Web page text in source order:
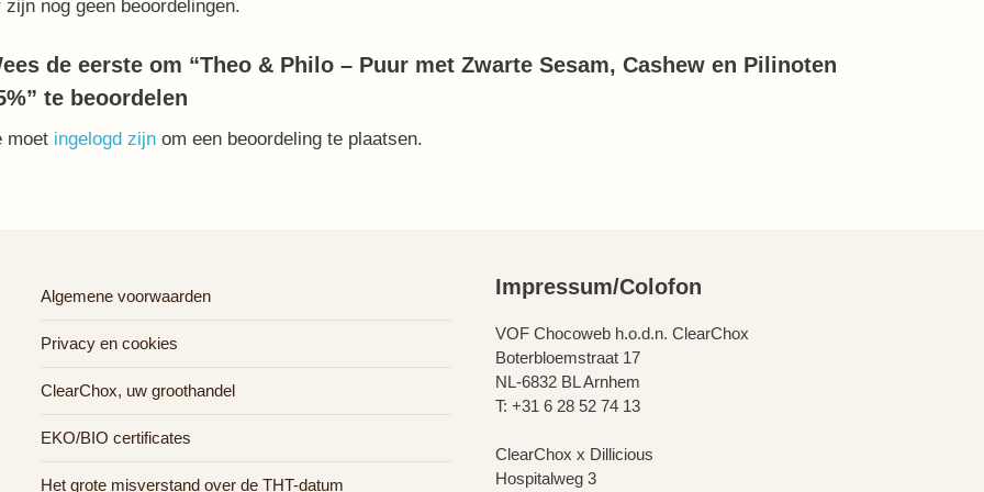
zijn nog geen beoordelingen.
de eerste om “Theo & Philo – Puur met Zwarte Sesam, Cashew en Pilinoten
te beoordelen
moet ingelogd zijn om een beoordeling te plaatsen.
Algemene voorwaarden
Privacy en cookies
ClearChox, uw groothandel
EKO/BIO certificates
Het grote misverstand over de THT-datum
Impressum/Colofon
VOF Chocoweb h.o.d.n. ClearChox
Boterbloemstraat 17
NL-6832 BL Arnhem
T: +31 6 28 52 74 13
ClearChox x Dillicious
Hospitalweg 3